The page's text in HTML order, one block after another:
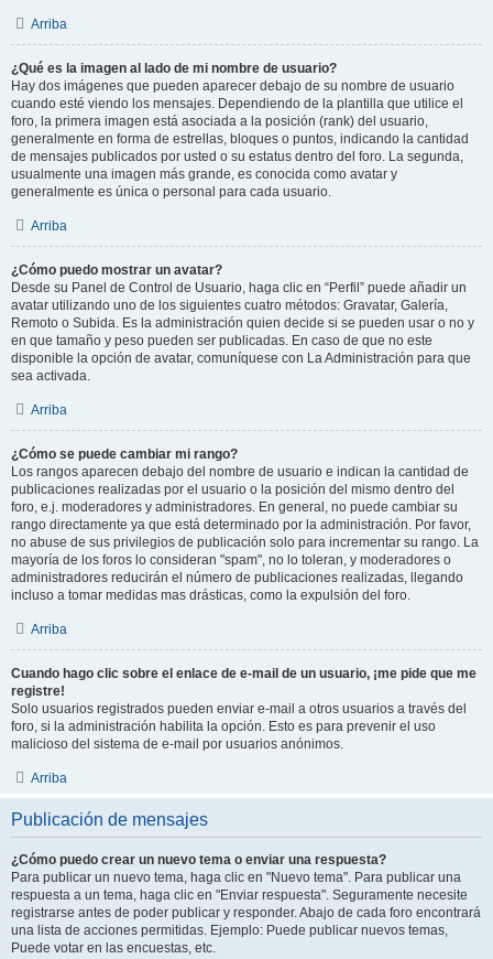
Arriba
¿Qué es la imagen al lado de mi nombre de usuario?
Hay dos imágenes que pueden aparecer debajo de su nombre de usuario
cuando esté viendo los mensajes. Dependiendo de la plantilla que utilice el
foro, la primera imagen está asociada a la posición (rank) del usuario,
generalmente en forma de estrellas, bloques o puntos, indicando la cantidad
de mensajes publicados por usted o su estatus dentro del foro. La segunda,
usualmente una imagen más grande, es conocida como avatar y
generalmente es única o personal para cada usuario.
Arriba
¿Cómo puedo mostrar un avatar?
Desde su Panel de Control de Usuario, haga clic en “Perfil” puede añadir un
avatar utilizando uno de los siguientes cuatro métodos: Gravatar, Galería,
Remoto o Subida. Es la administración quien decide si se pueden usar o no y
en que tamaño y peso pueden ser publicadas. En caso de que no este
disponible la opción de avatar, comuníquese con La Administración para que
sea activada.
Arriba
¿Cómo se puede cambiar mi rango?
Los rangos aparecen debajo del nombre de usuario e indican la cantidad de
publicaciones realizadas por el usuario o la posición del mismo dentro del
foro, e.j. moderadores y administradores. En general, no puede cambiar su
rango directamente ya que está determinado por la administración. Por favor,
no abuse de sus privilegios de publicación solo para incrementar su rango. La
mayoría de los foros lo consideran "spam", no lo toleran, y moderadores o
administradores reducirán el número de publicaciones realizadas, llegando
incluso a tomar medidas mas drásticas, como la expulsión del foro.
Arriba
Cuando hago clic sobre el enlace de e-mail de un usuario, ¡me pide que me
registre!
Solo usuarios registrados pueden enviar e-mail a otros usuarios a través del
foro, si la administración habilita la opción. Esto es para prevenir el uso
malicioso del sistema de e-mail por usuarios anónimos.
Arriba
Publicación de mensajes
¿Cómo puedo crear un nuevo tema o enviar una respuesta?
Para publicar un nuevo tema, haga clic en "Nuevo tema". Para publicar una
respuesta a un tema, haga clic en "Enviar respuesta". Seguramente necesite
registrarse antes de poder publicar y responder. Abajo de cada foro encontrará
una lista de acciones permitidas. Ejemplo: Puede publicar nuevos temas,
Puede votar en las encuestas, etc.